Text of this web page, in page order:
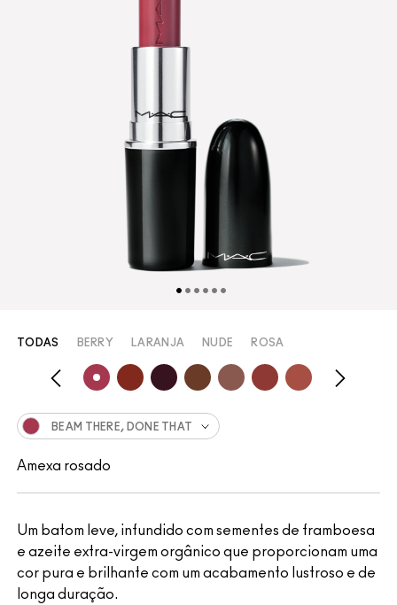
Um batom leve, infundido com sementes de framboesa
e azeite extra-virgem orgânico que proporcionam uma
cor pura e brilhante com um acabamento lustroso e de
longa duração.
TODAS BERRY LARANJA NUDE ROSA
BEAM THERE, DONE THAT
Amexa rosado